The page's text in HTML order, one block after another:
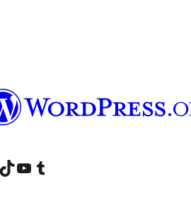
account
LinkedIn account
Visit our TikTok account
Visit our YouTube channel
Visit our Tumblr account